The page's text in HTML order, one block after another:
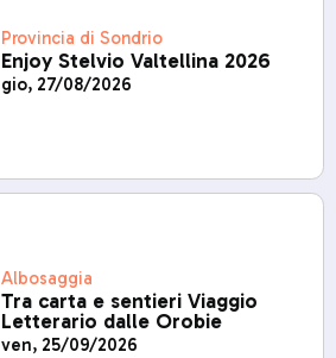
Provincia di Sondrio
Enjoy Stelvio Valtellina 2026
gio, 27/08/2026
Albosaggia
Tra carta e sentieri Viaggio
Letterario dalle Orobie
ven, 25/09/2026